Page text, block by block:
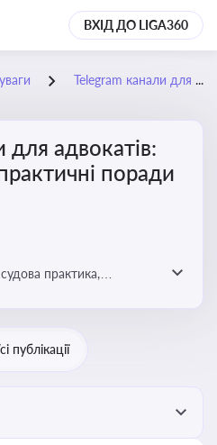
ВХІД ДО LIGA360
Telegram канали для адвокатів: новини, кейси, практичні поради
для адвокатів:
поради
практика,
публікації